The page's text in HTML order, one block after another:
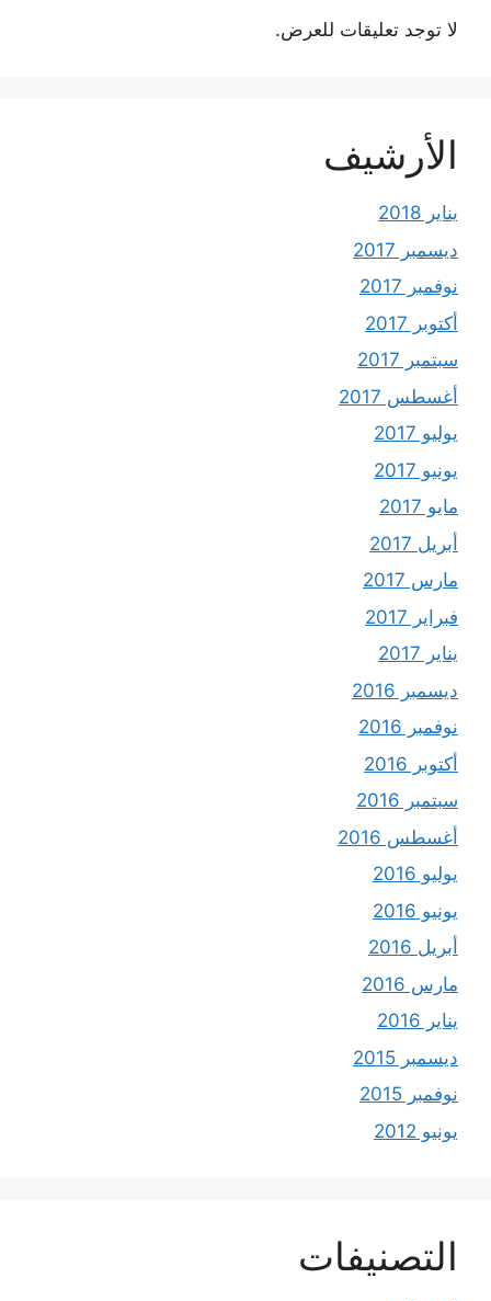
لا توجد تعليقات للعرض.
الأرشيف
يناير 2018
ديسمبر 2017
نوفمبر 2017
أكتوبر 2017
سبتمبر 2017
أغسطس 2017
يوليو 2017
يونيو 2017
مايو 2017
أبريل 2017
مارس 2017
فبراير 2017
يناير 2017
ديسمبر 2016
نوفمبر 2016
أكتوبر 2016
سبتمبر 2016
أغسطس 2016
يوليو 2016
يونيو 2016
أبريل 2016
مارس 2016
يناير 2016
ديسمبر 2015
نوفمبر 2015
يونيو 2012
التصنيفات